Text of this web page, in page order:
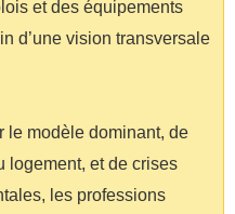
et des équipements
d’une vision transversale
le modèle dominant, de
logement, et de crises
les professions